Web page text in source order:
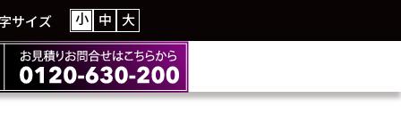
サイズ 小 中 大